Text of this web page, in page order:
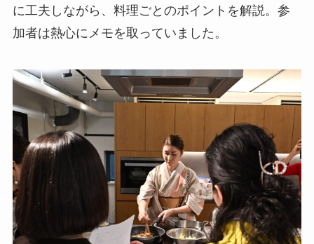
に工夫しながら、料理ごとのポイントを解説。参
加者は熱心にメモを取っていました。